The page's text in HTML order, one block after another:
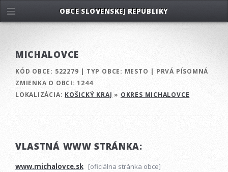
MICHALOVCE
KÓD OBCE: 522279 | TYP OBCE: MESTO | PRVÁ PÍSOMNÁ
ZMIENKA O OBCI: 1244
LOKALIZÁCIA: KOŠICKÝ KRAJ » OKRES MICHALOVCE
VLASTNÁ WWW STRÁNKA:
www.michalovce.sk [oficiálna stránka obce]
OBCE SLOVENSKEJ REPUBLIKY